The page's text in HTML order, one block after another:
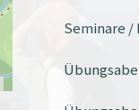
Seminare /